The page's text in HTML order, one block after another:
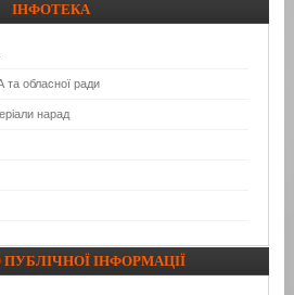
ІНФОТЕКА
та обласної ради
нарад
ПУБЛІЧНОЇ ІНФОРМАЦІЇ